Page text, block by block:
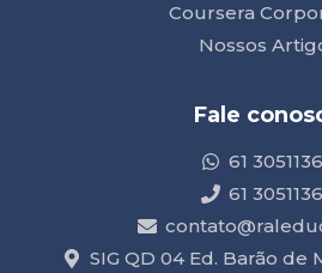
Coursera
Nossos
Fale
61
61
SIG QD 04 Ed. Barão de